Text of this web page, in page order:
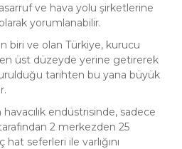
ve hava yolu şirketlerine
yorumlanabilir.
biri ve olan Türkiye, kurucu
üst düzeyde yerine getirerek
tarihten bu yana büyük
endüstrisinde, sadece
2 merkezden 25
seferleri ile varlığını